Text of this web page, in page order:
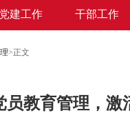
党建工作 干部工作
>正文
教育管理，激